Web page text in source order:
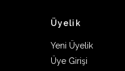
Üyelik
Yeni Üyelik
Üye Girişi